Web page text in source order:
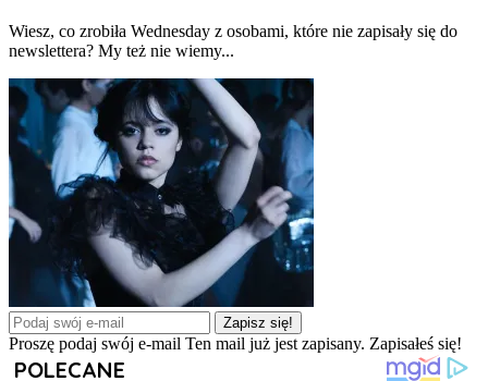
Wiesz, co zrobiła Wednesday z osobami, które nie zapisały się do
newslettera? My też nie wiemy...
Zapisz się!
Proszę podaj swój e-mail Ten mail już jest zapisany. Zapisałeś się!